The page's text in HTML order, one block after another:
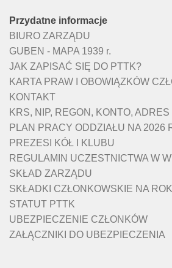
Przydatne informacje
BIURO ZARZĄDU
GUBEN - MAPA 1939 r.
JAK ZAPISAĆ SIĘ DO PTTK?
KARTA PRAW I OBOWIĄZKÓW
KONTAKT
KRS, NIP, REGON, KONTO, ADRES
PLAN PRACY ODDZIAŁU NA 2026
PREZESI KÓŁ I KLUBU
REGULAMIN UCZESTNICTWA W
SKŁAD ZARZĄDU
SKŁADKI CZŁONKOWSKIE NA
STATUT PTTK
UBEZPIECZENIE CZŁONKÓW
ZAŁĄCZNIKI DO UBEZPIECZENIA